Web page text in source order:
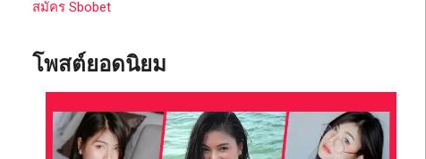
สมัคร Sbobet
โพสต์ยอดนิยม